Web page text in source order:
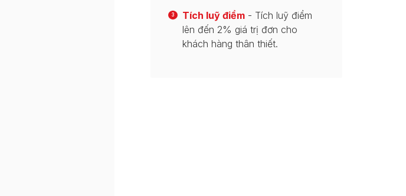
3 Tích luỹ điểm - Tích luỹ điểm
lên đến 2% giá trị đơn cho
khách hàng thân thiết.